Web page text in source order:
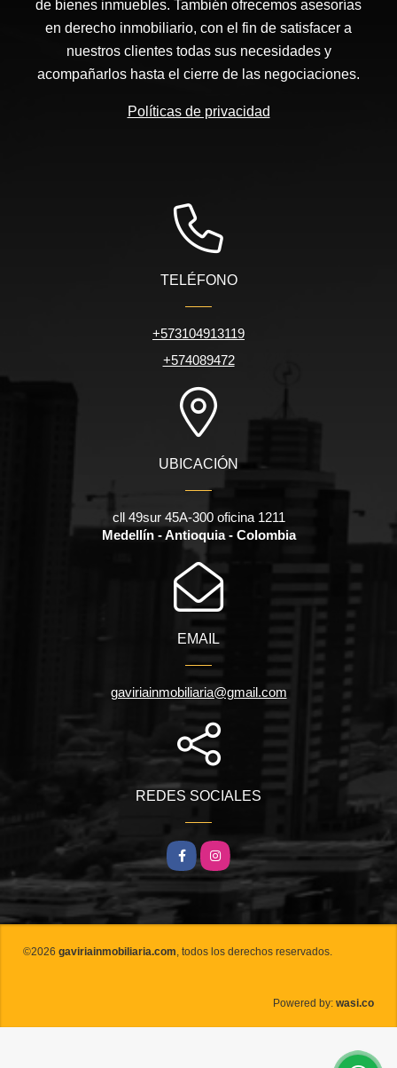
de bienes inmuebles. También ofrecemos asesorías
en derecho inmobiliario, con el fin de satisfacer a
nuestros clientes todas sus necesidades y
acompañarlos hasta el cierre de las negociaciones.
Políticas de privacidad
TELÉFONO
+573104913119
+574089472
UBICACIÓN
cll 49sur 45A-300 oficina 1211
Medellín - Antioquia - Colombia
EMAIL
gaviriainmobiliaria@gmail.com
REDES SOCIALES
FacebookInstagram
©2026 gaviriainmobiliaria.com, todos los derechos reservados.
Powered by: wasi.co